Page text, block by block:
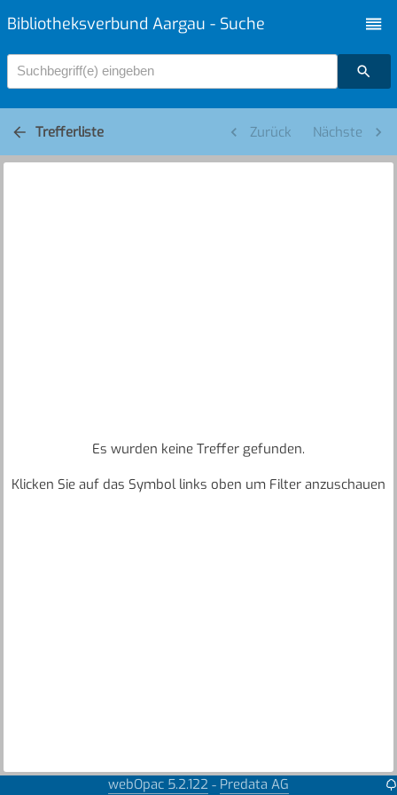
Bibliotheksverbund Aargau - Suche
Suchbegriff(e) eingeben
Trefferliste Zurück Nächste
Es wurden keine Treffer gefunden.
Klicken Sie auf das Symbol links oben um Filter anzuschauen
webOpac 5.2.122 - Predata AG